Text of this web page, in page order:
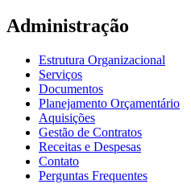
Administração
Estrutura Organizacional
Serviços
Documentos
Planejamento Orçamentário
Aquisições
Gestão de Contratos
Receitas e Despesas
Contato
Perguntas Frequentes